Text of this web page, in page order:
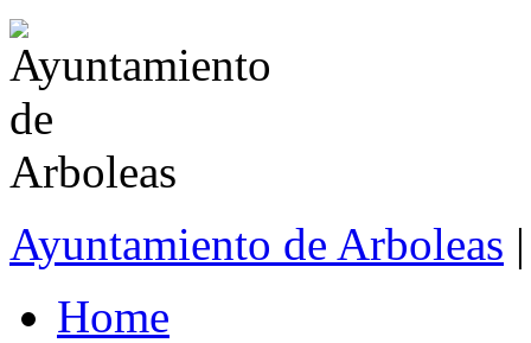
Ayuntamiento de Arboleas
Home